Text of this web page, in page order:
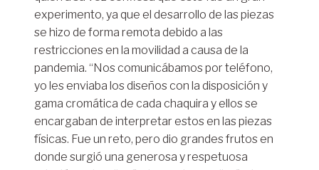
experimento, ya que el desarrollo de las piezas
se hizo de forma remota debido a las
restricciones en la movilidad a causa de la
pandemia. “Nos comunicábamos por teléfono,
yo les enviaba los diseños con la disposición y
gama cromática de cada chaquira y ellos se
encargaban de interpretar estos en las piezas
físicas. Fue un reto, pero dio grandes frutos en
donde surgió una generosa y respetuosa